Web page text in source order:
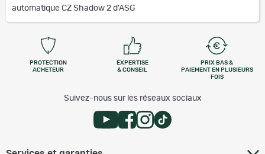
automatique CZ Shadow 2 d'ASG
PROTECTION
ACHETEUR
EXPERTISE
& CONSEIL
PRIX BAS &
PAIEMENT EN PLUSIEURS
FOIS
Suivez-nous sur les réseaux sociaux